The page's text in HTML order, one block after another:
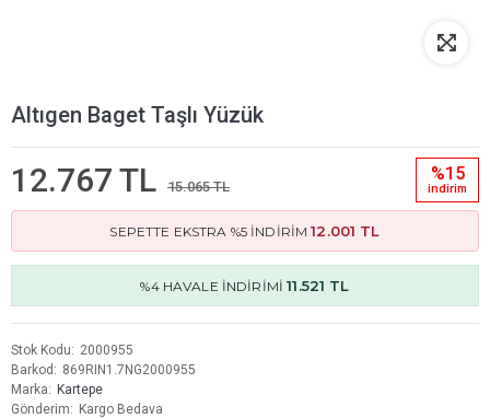
Altıgen Baget Taşlı Yüzük
12.767 TL 15.065 TL
%15
i̇ndi̇ri̇m
SEPETTE EKSTRA %5 İNDİRİM12.001 TL
%4 HAVALE İNDİRİMİ11.521 TL
Stok Kodu
2000955
Barkod
869RIN1.7NG2000955
Marka
Kartepe
Gönderim
Kargo Bedava